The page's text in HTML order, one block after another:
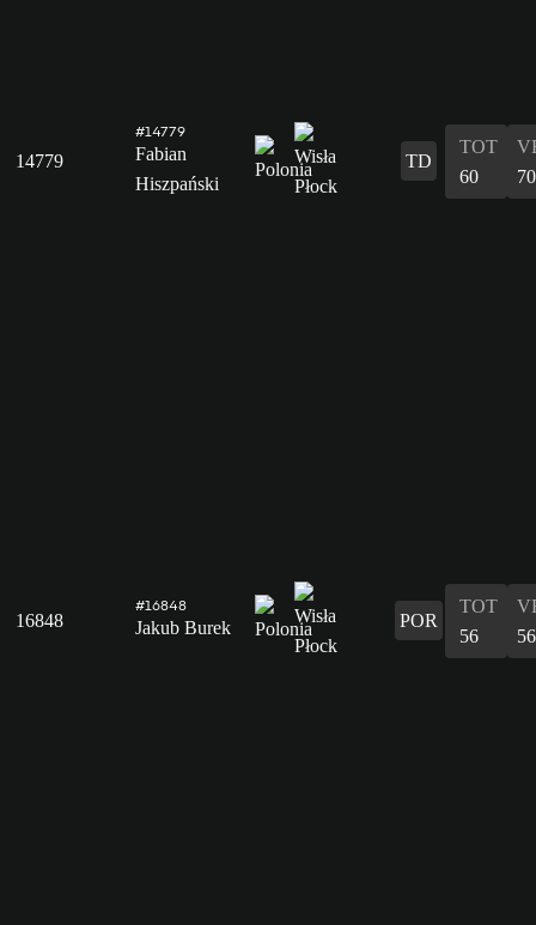
14779
#14779
Fabian
Hiszpański
TD
TOT
60
70
16848
#16848
Jakub Burek POR
TOT
56
56